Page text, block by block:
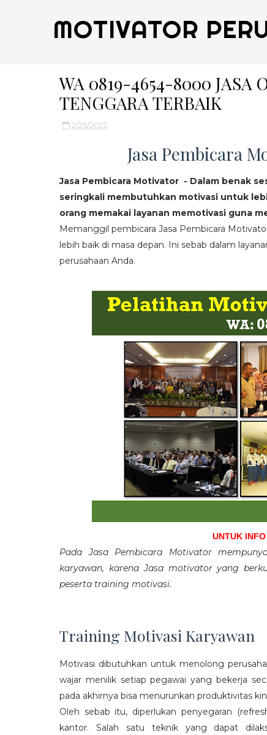
MOTIVATOR
WA 0819-4654-8000 JASA
TENGGARA TERBAIK
2/25/2022
Jasa Pembicara
Jasa Pembicara Motivator - Dalam benak
seringkali membutuhkan motivasi untuk
orang memakai layanan memotivasi guna
Memanggil pembicara Jasa Pembicara
lebih baik di masa depan. Ini sebab dalam
perusahaan Anda.
UNTUK
Pada Jasa Pembicara Motivator
karyawan, karena Jasa motivator yang
peserta training motivasi.
Training Motivasi Karyawan
Motivasi dibutuhkan untuk menolong
wajar menilik setiap pegawai yang bekerja
pada akhirnya bisa menurunkan produktivitas
Oleh sebab itu, diperlukan penyegaran
kantor. Salah satu teknik yang dapat